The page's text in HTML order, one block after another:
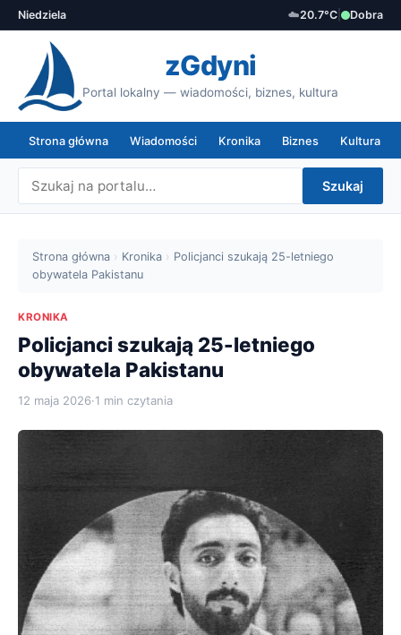
Niedziela ☁️20.7°C Dobra
zGdyni
Portal lokalny — wiadomości, biznes, kultura
Strona główna Wiadomości Kronika Biznes Kultura
Szukaj
Strona główna › Kronika › Policjanci szukają 25-letniego
obywatela Pakistanu
KRONIKA
Policjanci szukają 25-letniego
obywatela Pakistanu
12 maja 2026·1 min czytania